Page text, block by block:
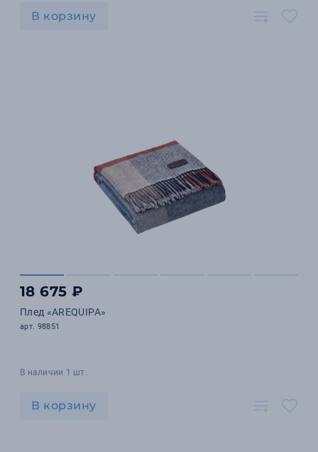
В корзину
18 675 ₽
Плед «AREQUIPA»
арт. 98851
В наличии 1 шт.
В корзину